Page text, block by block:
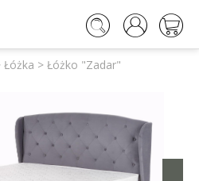
Łóżka > Łóżko "Zadar"
  